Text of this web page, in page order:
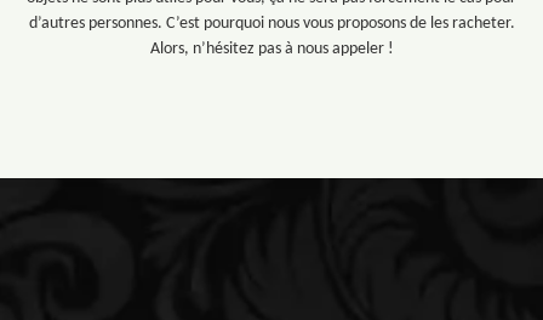
d’autres personnes. C’est pourquoi nous vous proposons de les racheter.
Alors, n’hésitez pas à nous appeler !